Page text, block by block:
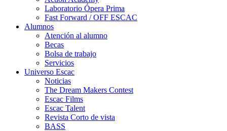
Laboratorio Ópera Prima
Fast Forward / OFF ESCAC
Alumnos
Atención al alumno
Becas
Bolsa de trabajo
Servicios
Universo Escac
Noticias
The Dream Makers Contest
Escac Films
Escac Talent
Revista Corto de vista
BASS